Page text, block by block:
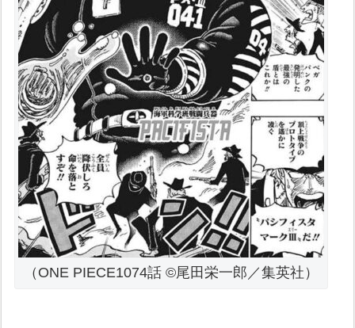
（ONE PIECE1074話 ©尾田栄一郎／集英社）